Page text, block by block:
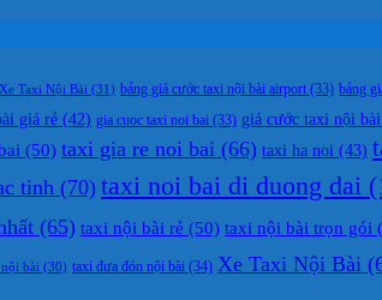
Taxi Nội Bài (31) bảng giá cước taxi nội bài airport (33) bảng
giá rẻ (42) gia cuoc taxi noi bai (33) giá cước taxi nội bài
(50) taxi gia re noi bai (66) taxi ha noi (43)
tinh (70) taxi noi bai di duong dai
(65) taxi nội bài rẻ (50) taxi nội bài trọn gói
bài (30) taxi đưa đón nội bài (34) Xe Taxi Nội Bài